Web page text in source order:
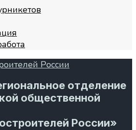
отделение
общественной
России»